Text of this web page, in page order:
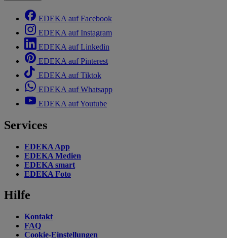
EDEKA auf Facebook
EDEKA auf Instagram
EDEKA auf Linkedin
EDEKA auf Pinterest
EDEKA auf Tiktok
EDEKA auf Whatsapp
EDEKA auf Youtube
Services
EDEKA App
EDEKA Medien
EDEKA smart
EDEKA Foto
Hilfe
Kontakt
FAQ
Cookie-Einstellungen